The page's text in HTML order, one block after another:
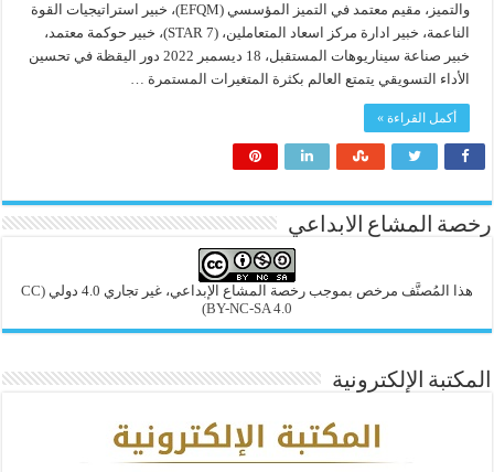
والتميز، مقيم معتمد في التميز المؤسسي (EFQM)، خبير استراتيجيات القوة
الناعمة، خبير ادارة مركز اسعاد المتعاملين، (7 STAR)، خبير حوكمة معتمد،
خبير صناعة سيناريوهات المستقبل، 18 ديسمبر 2022 دور اليقظة في تحسين
الأداء التسويقي يتمتع العالم بكثرة المتغيرات المستمرة …
أكمل القراءة »
رخصة المشاع الابداعي
هذا المُصنَّف مرخص بموجب رخصة المشاع الإبداعي، غير تجاري 4.0 دولي
(CC
BY-NC-SA 4.0)
المكتبة الإلكترونية